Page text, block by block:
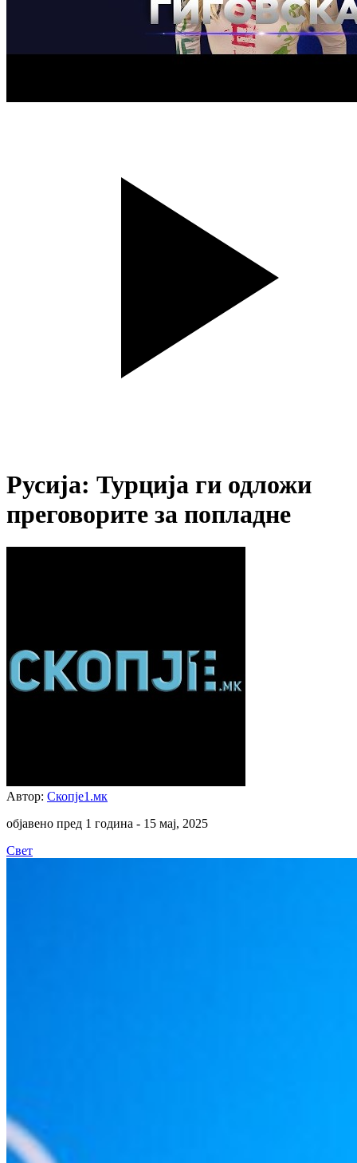
Русија: Турција ги одложи
преговорите за попладне
Автор: Скопје1.мк
објавено пред 1 година - 15 мај, 2025
Свет